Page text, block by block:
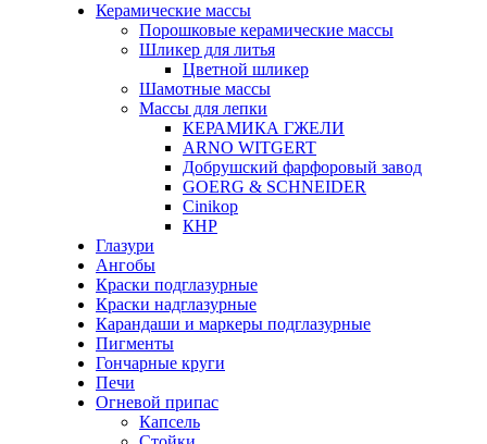
Керамические массы
Порошковые керамические массы
Шликер для литья
Цветной шликер
Шамотные массы
Массы для лепки
КЕРАМИКА ГЖЕЛИ
ARNO WITGERT
Добрушский фарфоровый завод
GOERG & SCHNEIDER
Cinikop
КНР
Глазури
Ангобы
Краски подглазурные
Краски надглазурные
Карандаши и маркеры подглазурные
Пигменты
Гончарные круги
Печи
Огневой припас
Капсель